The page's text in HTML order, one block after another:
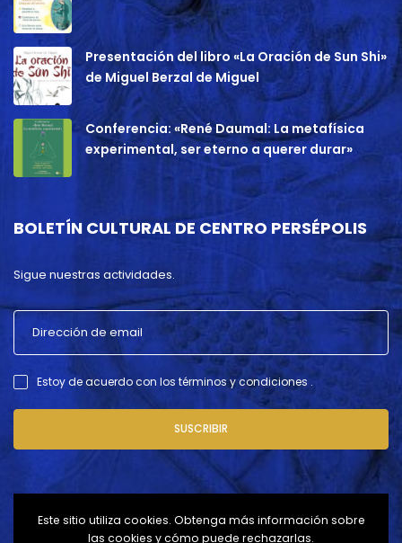
Presentación del libro «La Oración de Sun Shi»
de Miguel Berzal de Miguel
Conferencia: «René Daumal: La metafísica
experimental, ser eterno a querer durar»
BOLETÍN CULTURAL DE CENTRO PERSÉPOLIS
Sigue nuestras actividades.
Estoy de acuerdo con los términos y condiciones .
SUSCRIBIR
Este sitio utiliza cookies. Obtenga más información sobre
las cookies y cómo puede rechazarlas.